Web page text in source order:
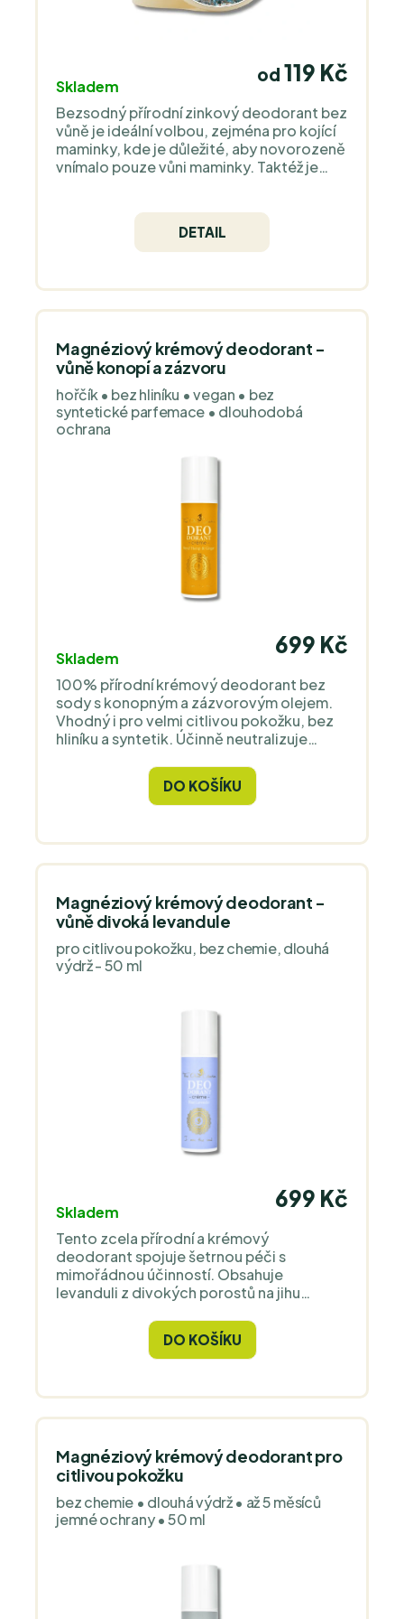
Skladem
od 119 Kč
Bezsodný přírodní zinkový deodorant bez
vůně je ideální volbou, zejména pro kojící
maminky, kde je důležité, aby novorozeně
vnímalo pouze vůni maminky. Taktéž je
interferovala s jejich osobní vůní.
DETAIL
Magnéziový krémový deodorant -
vůně konopí a zázvoru
hořčík • bez hliníku • vegan • bez
syntetické parfemace • dlouhodobá
ochrana
Skladem
699 Kč
100% přírodní krémový deodorant bez
sody s konopným a zázvorovým olejem.
Vhodný i pro velmi citlivou pokožku, bez
hliníku a syntetik. Účinně neutralizuje
aroma zázvoru a citrusového litsea
DO KOŠÍKU
Magnéziový krémový deodorant -
vůně divoká levandule
pro citlivou pokožku, bez chemie, dlouhá
výdrž - 50 ml
Skladem
699 Kč
Tento zcela přírodní a krémový
deodorant spojuje šetrnou péči s
mimořádnou účinností. Obsahuje
levanduli z divokých porostů na jihu
aromaterapeutickými účinky. Je vhodný i
pro velmi citlivou pokožku a ideální pro
každodenní použití.
DO KOŠÍKU
Magnéziový krémový deodorant pro
citlivou pokožku
bez chemie • dlouhá výdrž • až 5 měsíců
jemné ochrany • 50 ml